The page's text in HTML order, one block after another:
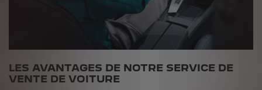
LES AVANTAGES DE NOTRE SERVICE DE
VENTE DE VOITURE